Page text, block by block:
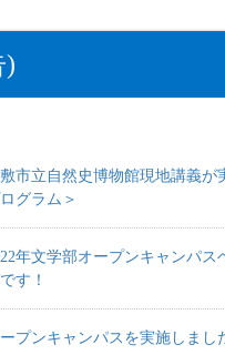
)
市立自然史博物館現地講義が
グラム＞
年文学部オープンキャンパ
す！
プンキャンパスを実施しまし